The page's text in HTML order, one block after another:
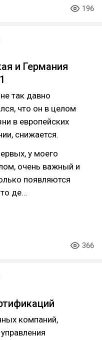
196
и Германия
так давно
что он в целом
в европейских
снижается.
у моего
очень важный и
появляются
де…
366
компаний,